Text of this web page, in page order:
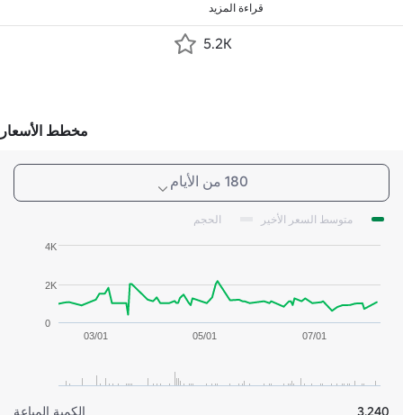
قراءة المزيد
5.2K
مخطط الأسعار
180 من الأيام
متوسط السعر الأخير الحجم
03/01 05/01 07/01
0
2K
4K
الكمية المباعة 3,240